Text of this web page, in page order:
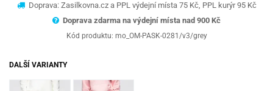
Doprava: Zasilkovna.cz a PPL výdejní místa 75 Kč, PPL kurýr 95 Kč
Doprava zdarma na výdejní místa nad 900 Kč
Kód produktu: mo_OM-PASK-0281/v3/grey
DALŠÍ VARIANTY